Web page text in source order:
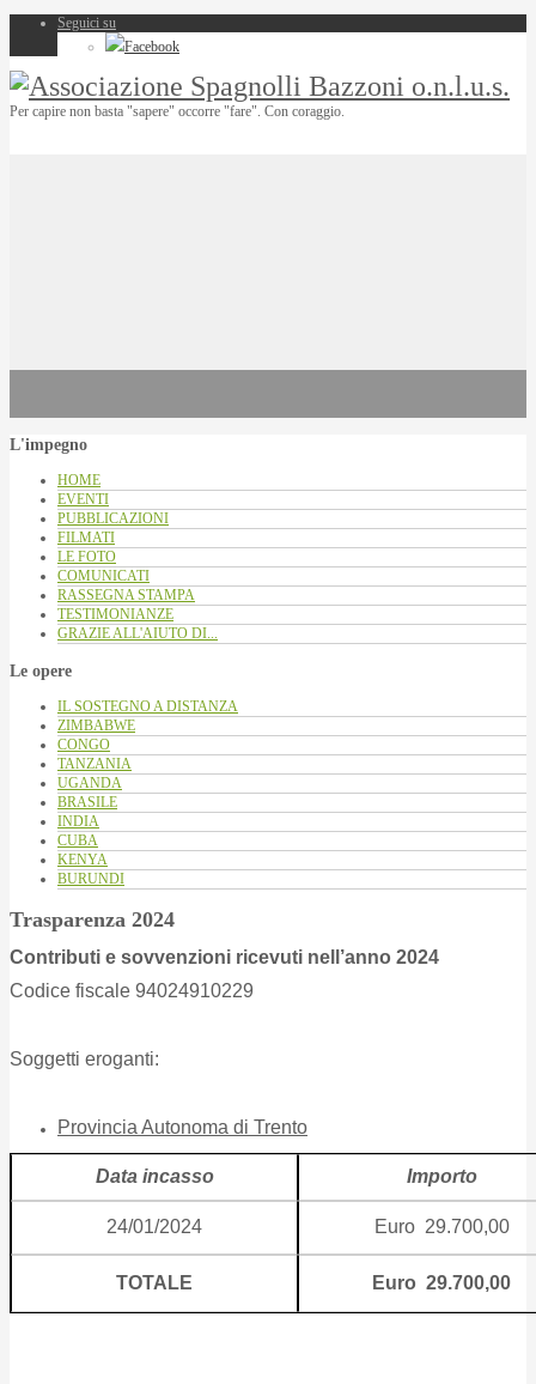
Seguici su
Facebook
Per capire non basta "sapere" occorre "fare". Con coraggio.
L'impegno
HOME
EVENTI
PUBBLICAZIONI
FILMATI
LE FOTO
COMUNICATI
RASSEGNA STAMPA
TESTIMONIANZE
GRAZIE ALL'AIUTO DI...
Le opere
IL SOSTEGNO A DISTANZA
ZIMBABWE
CONGO
TANZANIA
UGANDA
BRASILE
INDIA
CUBA
KENYA
BURUNDI
Trasparenza 2024
Contributi e sovvenzioni ricevuti nell’anno 2024
Codice fiscale 94024910229
Soggetti eroganti:
Provincia Autonoma di Trento
Data incasso Importo
24/01/2024 Euro 29.700,00
TOTALE Euro 29.700,00